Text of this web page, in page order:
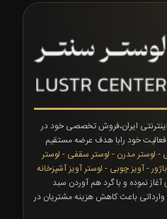
ایران،فروش تخصصی خود در
خود رابا هدف عرضه مستقیم
- لوستر مدرن - لوستر سقفی - لوستر
-آویز چوبی - لوستر آویز آشپزخانه
آغاز نموده و با گرد هم آوردن سبد
باعث کاهش هزینه مشتریان در